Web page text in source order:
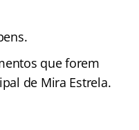
que forem
de Mira Estrela.